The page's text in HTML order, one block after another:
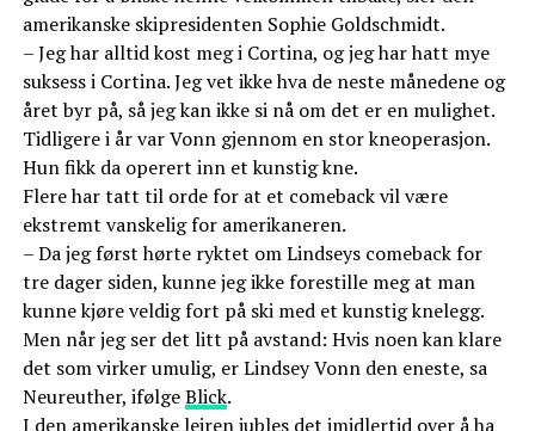
amerikanske skipresidenten Sophie Goldschmidt.
– Jeg har alltid kost meg i Cortina, og jeg har hatt mye
suksess i Cortina. Jeg vet ikke hva de neste månedene og
året byr på, så jeg kan ikke si nå om det er en mulighet.
Tidligere i år var Vonn gjennom en stor kneoperasjon.
Hun fikk da operert inn et kunstig kne.
Flere har tatt til orde for at et comeback vil være
ekstremt vanskelig for amerikaneren.
– Da jeg først hørte ryktet om Lindseys comeback for
tre dager siden, kunne jeg ikke forestille meg at man
kunne kjøre veldig fort på ski med et kunstig knelegg.
Men når jeg ser det litt på avstand: Hvis noen kan klare
det som virker umulig, er Lindsey Vonn den eneste, sa
Neureuther, ifølgeBlick.
I den amerikanske leiren jubles det imidlertid over å ha